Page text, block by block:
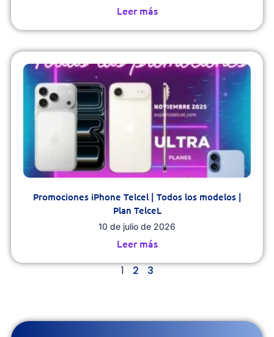
Leer más
Promociones iPhone Telcel | Todos los modelos |
Plan TelceL
10 de julio de 2026
Leer más
1 2 3